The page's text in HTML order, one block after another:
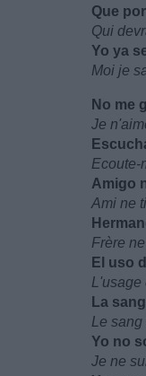
Que
Qui
Yo ya
Moi je
No me
Je
Ecoute-
Amigo
Ami ne
Frère
El uso
L'usage
La
Le
Yo no
Je ne